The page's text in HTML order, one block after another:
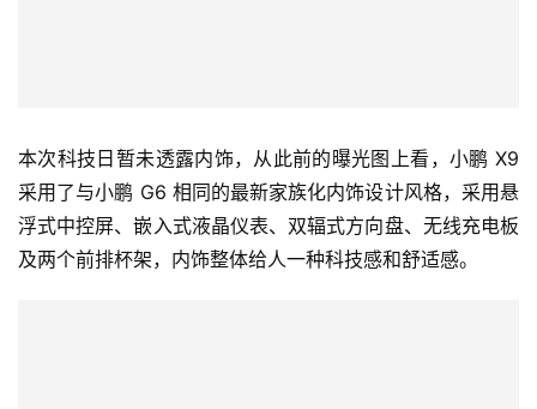
评
测
本次科技日暂未透露内饰，从此前的曝光图上看，小鹏 X9
采用了与小鹏 G6 相同的最新家族化内饰设计风格，采用悬
浮式中控屏、嵌入式液晶仪表、双辐式方向盘、无线充电板
及两个前排杯架，内饰整体给人一种科技感和舒适感。